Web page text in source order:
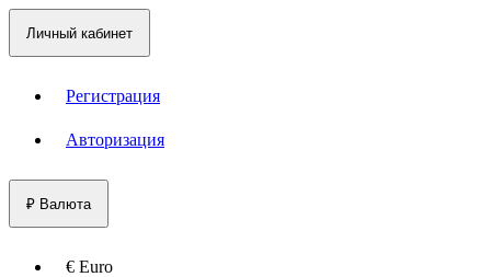
Личный кабинет
Регистрация
Авторизация
₽ Валюта
€ Euro